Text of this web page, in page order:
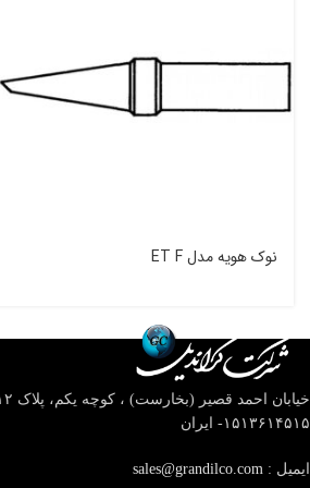
نوک هویه مدل ET F
خیابان احمد قصیر (بخارست) ، کوچه یکم، پلاک ۱۲ ، واحد ۴
۱۵۱۳۶۱۴۵۱۵- ایران
ایمیل : sales@grandilco.com